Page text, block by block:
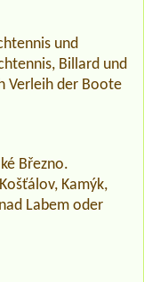
und
Billard und
Verleih der Boote
Březno.
Kamýk,
Labem oder